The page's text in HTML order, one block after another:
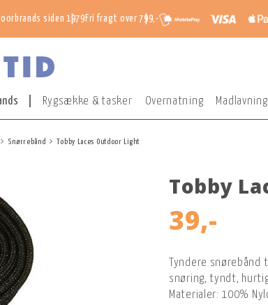
siden 1979 Fri fragt over 799,-
Rygsække & tasker Overnatning Madlavning
Snørrebånd Tobby Laces Outdoor Light
Tobby
39,-
Tyndere
snøring, tyndt,
Materialer: 100%